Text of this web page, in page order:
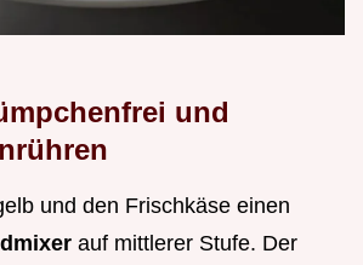
und
und den Frischkäse einen
auf mittlerer Stufe. Der